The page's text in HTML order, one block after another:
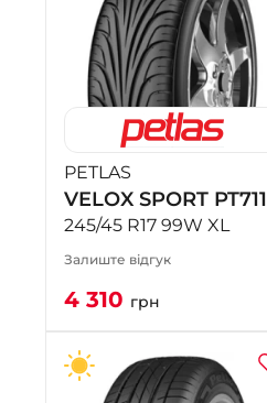
PETLAS
VELOX SPORT PT711
245/45 R17 99W XL
Залиште відгук
4 310 грн